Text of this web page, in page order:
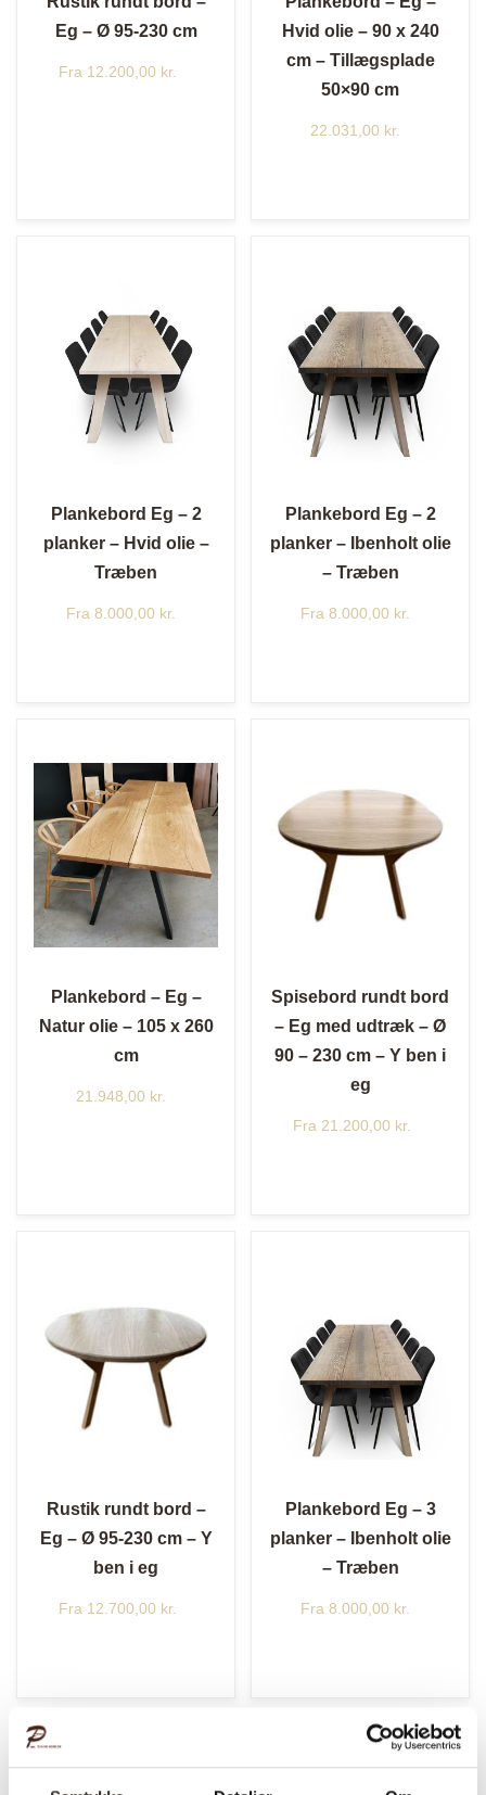
Eg – Ø 95-230 cm
Fra 12.200,00 kr.
Hvid olie – 90 x 240
cm – Tillægsplade
50×90 cm
22.031,00 kr.
Plankebord Eg – 2
planker – Hvid olie –
Træben
Fra8.000,00 kr.
Plankebord Eg – 2
planker – Ibenholt olie
– Træben
Fra8.000,00 kr.
Plankebord – Eg –
Natur olie – 105 x 260
cm
21.948,00 kr.
Spisebord rundt bord
– Eg med udtræk – Ø
90 – 230 cm – Y ben i
eg
Fra 21.200,00 kr.
Rustik rundt bord –
Eg – Ø 95-230 cm – Y
ben i eg
Fra 12.700,00 kr.
Plankebord Eg – 3
planker – Ibenholt olie
– Træben
Fra8.000,00 kr.